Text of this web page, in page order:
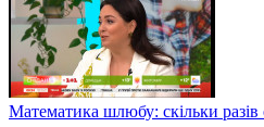
Математика шлюбу: скільки